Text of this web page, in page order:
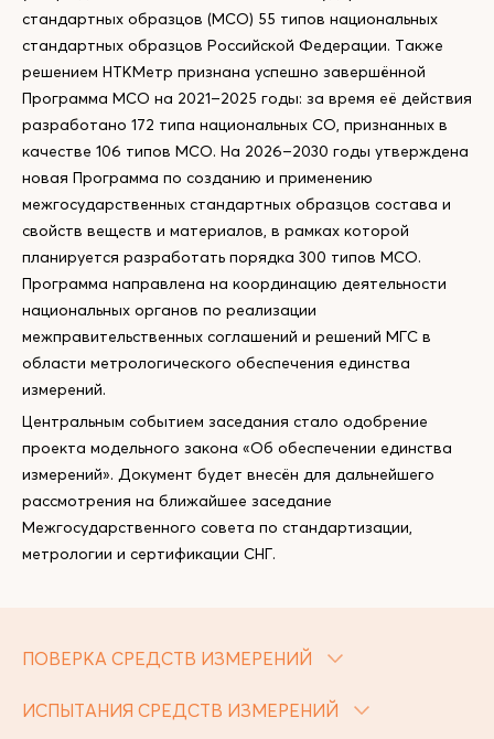
стандартных образцов (МСО) 55 типов национальных
стандартных образцов Российской Федерации. Также
решением НТКМетр признана успешно завершённой
Программа МСО на 2021–2025 годы: за время её действия
разработано 172 типа национальных СО, признанных в
качестве 106 типов МСО. На 2026–2030 годы утверждена
новая Программа по созданию и применению
межгосударственных стандартных образцов состава и
свойств веществ и материалов, в рамках которой
планируется разработать порядка 300 типов МСО.
Программа направлена на координацию деятельности
национальных органов по реализации
межправительственных соглашений и решений МГС в
области метрологического обеспечения единства
измерений.
Центральным событием заседания стало одобрение
проекта модельного закона «Об обеспечении единства
измерений». Документ будет внесён для дальнейшего
рассмотрения на ближайшее заседание
Межгосударственного совета по стандартизации,
метрологии и сертификации СНГ.
ПОВЕРКА СРЕДСТВ ИЗМЕРЕНИЙ
ИСПЫТАНИЯ СРЕДСТВ ИЗМЕРЕНИЙ